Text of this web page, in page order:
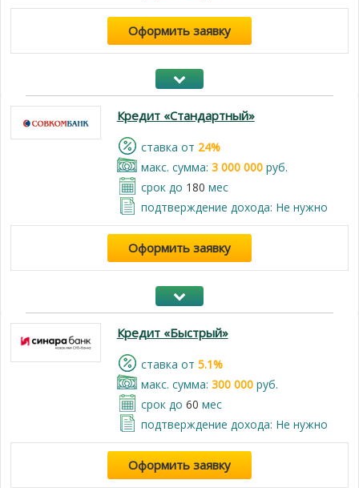
Оформить заявку
Кредит «Стандартный»
cтавка от 24%
макс. сумма: 3 000 000руб.
срок до 180 мес
подтверждение дохода: Не нужно
Оформить заявку
Кредит «Быстрый»
cтавка от 5.1%
макс. сумма: 300 000руб.
срок до 60 мес
подтверждение дохода: Не нужно
Оформить заявку